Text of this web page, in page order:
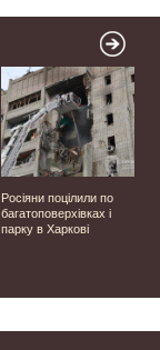
Росіяни поцілили по
багатоповерхівках і
парку в Харкові